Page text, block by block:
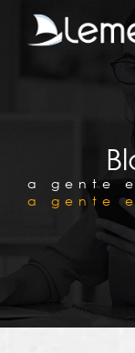
a gente
a gente